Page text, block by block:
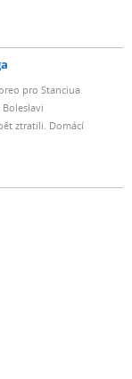
pro Stanciua
ztratili. Domácí